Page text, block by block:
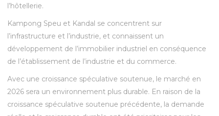
l’hôtellerie.
Kampong Speu et Kandal se concentrent sur
l’infrastructure et l’industrie, et connaissent un
développement de l’immobilier industriel en conséquence
de l’établissement de l’industrie et du commerce.
Avec une croissance spéculative soutenue, le marché en
2026 sera un environnement plus durable. En raison de la
croissance spéculative soutenue précédente, la demande